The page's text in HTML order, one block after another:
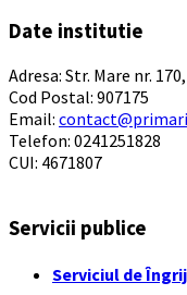
Date institutie
Adresa: Str. Mare nr.
Cod Postal: 907175
Email:
Telefon: 0241251828
CUI: 4671807
Servicii publice
Serviciul de